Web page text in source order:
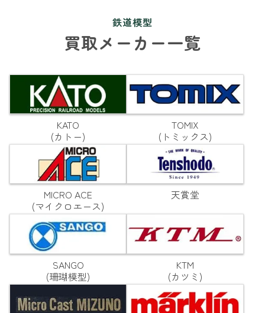
鉄道模型
買取メーカー一覧
KATO
(カトー)
TOMIX
(トミックス)
MICRO ACE
(マイクロエース)
天賞堂
SANGO
(珊瑚模型)
KTM
(カツミ)